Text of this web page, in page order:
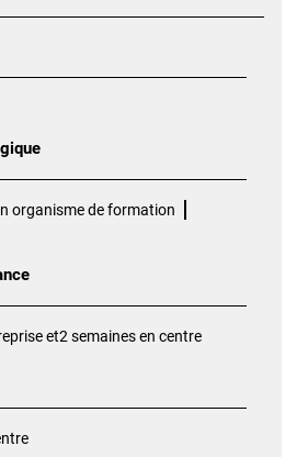
organisme de formation
et2 semaines en centre